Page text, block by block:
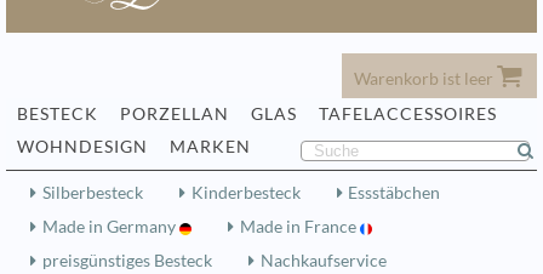
Warenkorb ist leer
BESTECK
PORZELLAN GLAS
TAFELACCESSOIRES
WOHNDESIGN
MARKEN
Silberbesteck Kinderbesteck
Essstäbchen
Made in Germany
Made in France
preisgünstiges Besteck
Nachkaufservice